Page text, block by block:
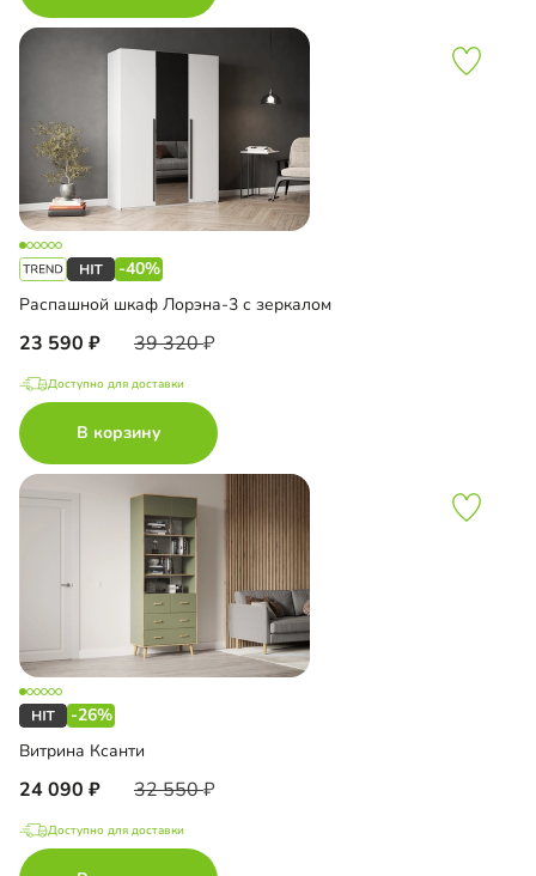
-40%
Распашной шкаф Лорэна-3 с зеркалом
23 590 39 320
Доступно для доставки
В корзину
-26%
Витрина Ксанти
24 090 32 550
Доступно для доставки